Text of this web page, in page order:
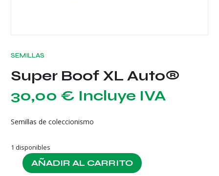
SEMILLAS
Super Boof XL Auto®
30,00 € Incluye IVA
Semillas de coleccionismo
1 disponibles
Super
AÑADIR AL CARRITO